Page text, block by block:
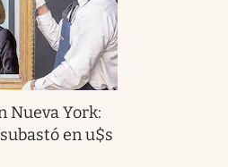
Nueva York:
en u$s